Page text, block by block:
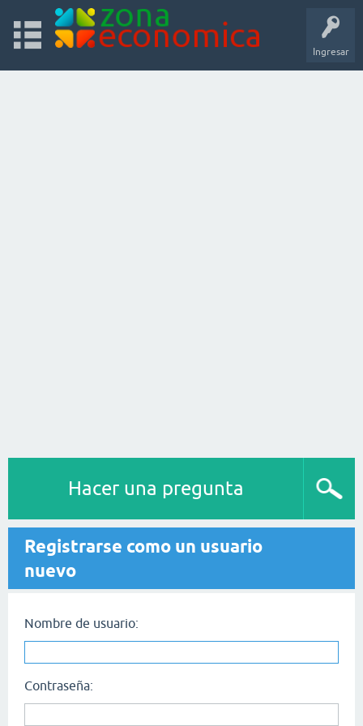
Ingresar
Hacer una pregunta
Registrarse como un usuario
nuevo
Nombre de usuario:
Contraseña: